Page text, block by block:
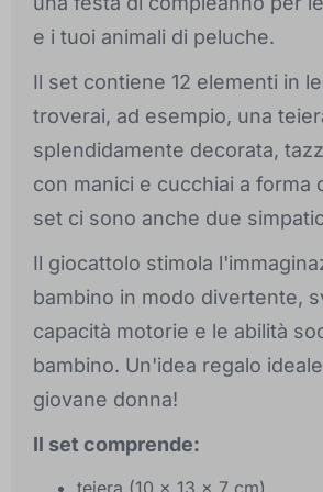
e i tuoi animali di peluche.
Il set contiene 12 elementi in
troverai, ad esempio, una
splendidamente decorata,
con manici e cucchiai a forma
set ci sono anche due
Il giocattolo stimola
bambino in modo divertente,
capacità motorie e le abilità
bambino. Un'idea regalo
giovane donna!
Il set comprende: